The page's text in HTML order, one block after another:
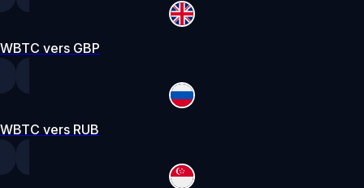
WBTC vers GBP
WBTC vers RUB